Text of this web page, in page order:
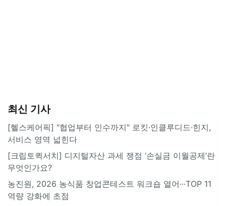
최신 기사
[헬스케어픽] "협업부터 인수까지" 로킷·인클루디드·힌지,
서비스 영역 넓힌다
[크립토퀵서치] 디지털자산 과세 쟁점 ‘손실금 이월공제’란
무엇인가요?
농진원, 2026 농식품 창업콘테스트 워크숍 열어···TOP 11
역량 강화에 초점